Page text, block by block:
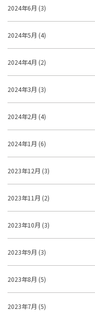
2024年6月 (3)
2024年5月 (4)
2024年4月 (2)
2024年3月 (3)
2024年2月 (4)
2024年1月 (6)
2023年12月 (3)
2023年11月 (2)
2023年10月 (3)
2023年9月 (3)
2023年8月 (5)
2023年7月 (5)